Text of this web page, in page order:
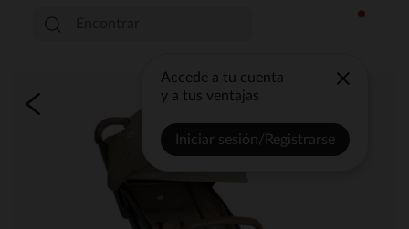
Accede a tu cuenta
y a tus ventajas
Iniciar sesión/Registrarse